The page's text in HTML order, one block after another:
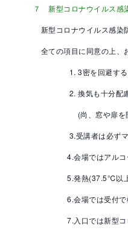
７ 新型コロナウイルス感
新型コロナウイルス感染
全ての項目に同意の上、
1. 3密を回避するため
2. 換気も十分配慮し
(尚、窓や扉を開けて
3.受講者は必ずマスク
4.会場ではアルコール
5.発熱(37.5℃以上)、倦
6.会場では受付で検温
7.入口では新型コロナ